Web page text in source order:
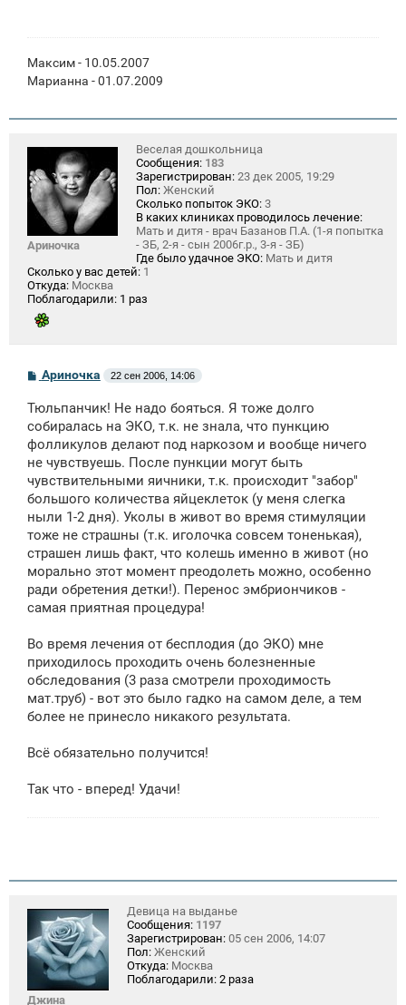
Максим - 10.05.2007
Марианна - 01.07.2009
Ариночка
Веселая дошкольница
Сообщения: 183
Зарегистрирован: 23 дек 2005, 19:29
Пол: Женский
Сколько попыток ЭКО: 3
В каких клиниках проводилось лечение:
Мать и дитя - врач Базанов П.А. (1-я попытка
- ЗБ, 2-я - сын 2006г.р., 3-я - ЗБ)
Где было удачное ЭКО: Мать и дитя
Сколько у вас детей: 1
Откуда: Москва
Поблагодарили: 1 раз
С
о
б
щ
н
и
Ариночка 22 сен 2006, 14:06
Тюльпанчик! Не надо бояться. Я тоже долго
собиралась на ЭКО, т.к. не знала, что пункцию
фолликулов делают под наркозом и вообще ничего
не чувствуешь. После пункции могут быть
чувствительными яичники, т.к. происходит "забор"
большого количества яйцеклеток (у меня слегка
ныли 1-2 дня). Уколы в живот во время стимуляции
тоже не страшны (т.к. иголочка совсем тоненькая),
страшен лишь факт, что колешь именно в живот (но
морально этот момент преодолеть можно, особенно
ради обретения детки!). Перенос эмбриончиков -
самая приятная процедура!
Во время лечения от бесплодия (до ЭКО) мне
приходилось проходить очень болезненные
обследования (3 раза смотрели проходимость
мат.труб) - вот это было гадко на самом деле, а тем
более не принесло никакого результата.
Всё обязательно получится!
Так что - вперед! Удачи!
Джина
Девица на выданье
Сообщения: 1197
Зарегистрирован: 05 сен 2006, 14:07
Пол: Женский
Откуда: Москва
Поблагодарили: 2 раза